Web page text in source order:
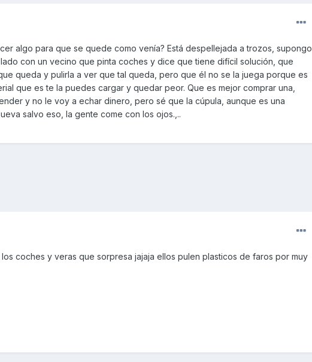
algo para que se quede como venía? Está despellejada a trozos, supongo
con un vecino que pinta coches y dice que tiene difícil solución, que
queda y pulirla a ver que tal queda, pero que él no se la juega porque es
que es te la puedes cargar y quedar peor. Que es mejor comprar una,
y no le voy a echar dinero, pero sé que la cúpula, aunque es una
salvo eso, la gente come con los ojos.,..
coches y veras que sorpresa jajaja ellos pulen plasticos de faros por muy